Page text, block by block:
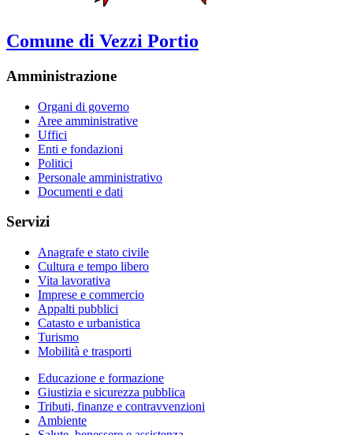
Comune di Vezzi Portio
Amministrazione
Organi di governo
Aree amministrative
Uffici
Enti e fondazioni
Politici
Personale amministrativo
Documenti e dati
Servizi
Anagrafe e stato civile
Cultura e tempo libero
Vita lavorativa
Imprese e commercio
Appalti pubblici
Catasto e urbanistica
Turismo
Mobilità e trasporti
Educazione e formazione
Giustizia e sicurezza pubblica
Tributi, finanze e contravvenzioni
Ambiente